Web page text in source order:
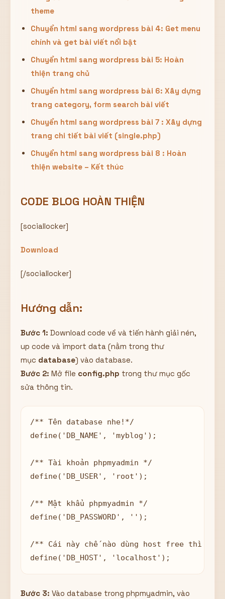
theme
Chuyển html sang wordpress bài 4: Get menu
chính và get bài viết nổi bật
Chuyển html sang wordpress bài 5: Hoàn
thiện trang chủ
Chuyển html sang wordpress bài 6: Xây dựng
trang category, form search bài viết
Chuyển html sang wordpress bài 7 : Xây dựng
trang chi tiết bài viết (single.php)
Chuyển html sang wordpress bài 8 : Hoàn
thiện website – Kết thúc
CODE BLOG HOÀN THIỆN
[sociallocker]
Download
[/sociallocker]
Hướng dẫn:
Bước 1: Download code về và tiến hành giải nén,
up code và import data (nằm trong thư
mục database) vào database.
Bước 2: Mở file config.php trong thư mục gốc
sửa thông tin.
/** Tên database nhe!*/
define('DB_NAME', 'myblog');
/** Tài khoản phpmyadmin */
define('DB_USER', 'root');
/** Mật khẩu phpmyadmin */
define('DB_PASSWORD', '');
/** Cái này chế nào dùng host free thì
Bước 3: Vào database trong phpmyadmin, vào